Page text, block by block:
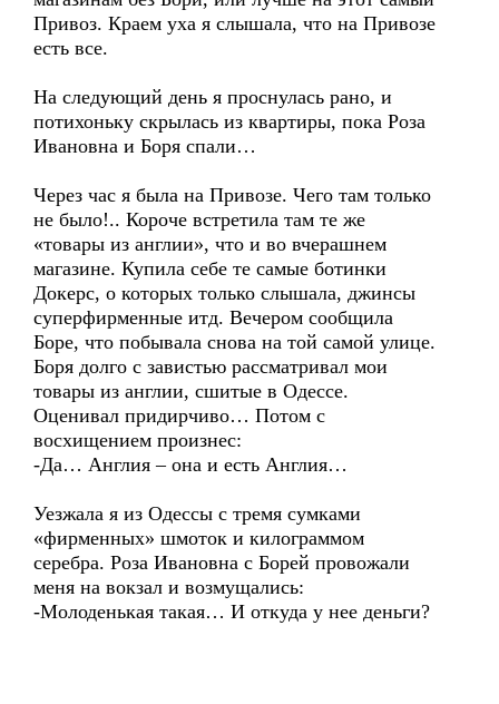
Привоз. Краем уха я слышала, что на Привозе
есть все.
На следующий день я проснулась рано, и
потихоньку скрылась из квартиры, пока Роза
Ивановна и Боря спали…
Через час я была на Привозе. Чего там только
не было!.. Короче встретила там те же
«товары из англии», что и во вчерашнем
магазине. Купила себе те самые ботинки
Докерс, о которых только слышала, джинсы
суперфирменные итд. Вечером сообщила
Боре, что побывала снова на той самой улице.
Боря долго с завистью рассматривал мои
товары из англии, сшитые в Одессе.
Оценивал придирчиво… Потом с
восхищением произнес:
-Да… Англия – она и есть Англия…
Уезжала я из Одессы с тремя сумками
«фирменных» шмоток и килограммом
серебра. Роза Ивановна с Борей провожали
меня на вокзал и возмущались:
-Молоденькая такая… И откуда у нее деньги?